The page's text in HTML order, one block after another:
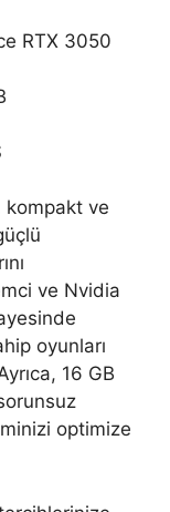
RTX 3050
kompakt ve
ve Nvidia
oyunları
16 GB
optimize